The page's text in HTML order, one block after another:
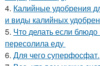
4. Калийные удобрения
и виды калийных
5. Что делать если
пересолила еду
6. Для чего суперфосфат.